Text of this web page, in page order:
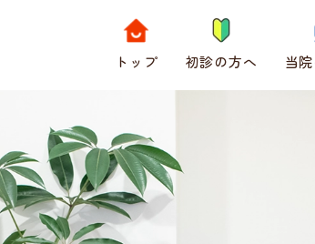
トップ 初診の方へ 当